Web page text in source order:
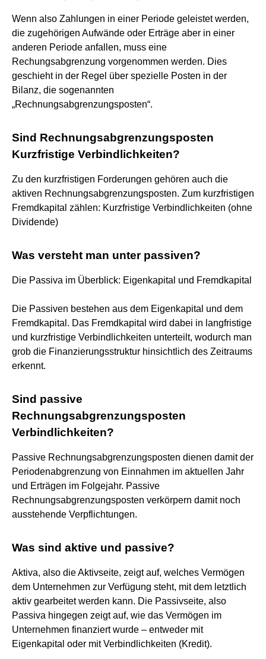
Wenn also Zahlungen in einer Periode geleistet werden,
die zugehörigen Aufwände oder Erträge aber in einer
anderen Periode anfallen, muss eine
Rechungsabgrenzung vorgenommen werden. Dies
geschieht in der Regel über spezielle Posten in der
Bilanz, die sogenannten
„Rechnungsabgrenzungsposten“.
Sind Rechnungsabgrenzungsposten
Kurzfristige Verbindlichkeiten?
Zu den kurzfristigen Forderungen gehören auch die
aktiven Rechnungsabgrenzungsposten. Zum kurzfristigen
Fremdkapital zählen: Kurzfristige Verbindlichkeiten (ohne
Dividende)
Was versteht man unter passiven?
Die Passiva im Überblick: Eigenkapital und Fremdkapital
Die Passiven bestehen aus dem Eigenkapital und dem
Fremdkapital. Das Fremdkapital wird dabei in langfristige
und kurzfristige Verbindlichkeiten unterteilt, wodurch man
grob die Finanzierungsstruktur hinsichtlich des Zeitraums
erkennt.
Sind passive
Rechnungsabgrenzungsposten
Verbindlichkeiten?
Passive Rechnungsabgrenzungsposten dienen damit der
Periodenabgrenzung von Einnahmen im aktuellen Jahr
und Erträgen im Folgejahr. Passive
Rechnungsabgrenzungsposten verkörpern damit noch
ausstehende Verpflichtungen.
Was sind aktive und passive?
Aktiva, also die Aktivseite, zeigt auf, welches Vermögen
dem Unternehmen zur Verfügung steht, mit dem letztlich
aktiv gearbeitet werden kann. Die Passivseite, also
Passiva hingegen zeigt auf, wie das Vermögen im
Unternehmen finanziert wurde – entweder mit
Eigenkapital oder mit Verbindlichkeiten (Kredit).